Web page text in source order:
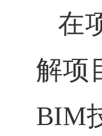
在
解项
BIM